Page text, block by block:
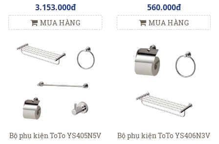
3.153.000đ
MUA HÀNG
560.000đ
MUA HÀNG
Bộ phụ kiện ToTo YS405N5V Bộ phụ kiện ToTo YS406N3V